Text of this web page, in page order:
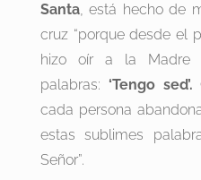
Santa, está hecho de
cruz “porque desde el
hizo oír a la Madre
palabras: ‘Tengo sed’.
cada persona
estas sublimes
Señor”.